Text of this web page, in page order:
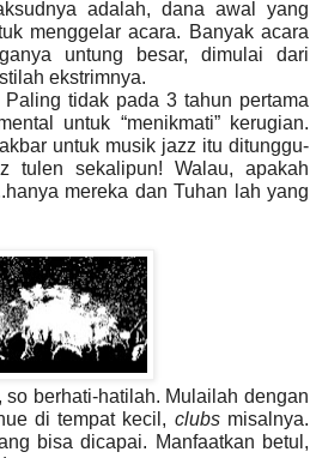
adalah, dana awal yang
menggelar acara. Banyak acara
untung besar, dimulai dari
ekstrimnya.
tidak pada 3 tahun pertama
untuk “menikmati” kerugian.
untuk musik jazz itu ditunggu-
tulen sekalipun!Walau, apakah
mereka dan Tuhan lah yang
so berhati-hatilah. Mulailah dengan
di tempat kecil, clubsmisalnya.
bisa dicapai. Manfaatkan betul,